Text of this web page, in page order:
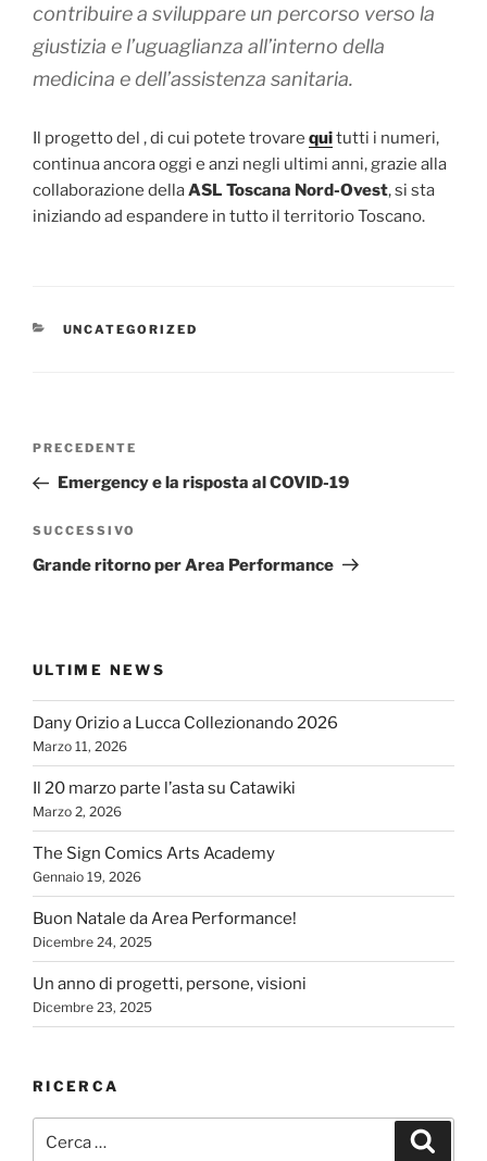
contribuire a sviluppare un percorso verso la
giustizia e l’uguaglianza all’interno della
medicina e dell’assistenza sanitaria.
Il progetto del , di cui potete trovare quitutti i numeri,
continua ancora oggi e anzi negli ultimi anni, grazie alla
collaborazione dellaASL Toscana Nord-Ovest, si sta
iniziando ad espandere in tutto il territorio Toscano.
CATEGORIE
UNCATEGORIZED
Navigazione
Articolo
precedente:
PRECEDENTE
Emergency e la risposta al COVID-19
Articolo
successivo
SUCCESSIVO
Grande ritorno per Area Performance
ULTIME NEWS
Dany Orizio a Lucca Collezionando 2026
Marzo 11, 2026
Il 20 marzo parte l’asta su Catawiki
Marzo 2, 2026
The Sign Comics Arts Academy
Gennaio 19, 2026
Buon Natale da Area Performance!
Dicembre 24, 2025
Un anno di progetti, persone, visioni
Dicembre 23, 2025
RICERCA